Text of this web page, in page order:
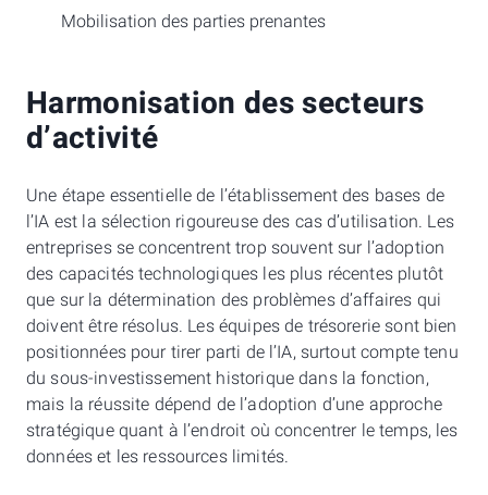
Mobilisation des parties prenantes
Harmonisation des secteurs
d’activité
Une étape essentielle de l’établissement des bases de
l’IA est la sélection rigoureuse des cas d’utilisation. Les
entreprises se concentrent trop souvent sur l’adoption
des capacités technologiques les plus récentes plutôt
que sur la détermination des problèmes d’affaires qui
doivent être résolus. Les équipes de trésorerie sont bien
positionnées pour tirer parti de l’IA, surtout compte tenu
du sous-investissement historique dans la fonction,
mais la réussite dépend de l’adoption d’une approche
stratégique quant à l’endroit où concentrer le temps, les
données et les ressources limités.